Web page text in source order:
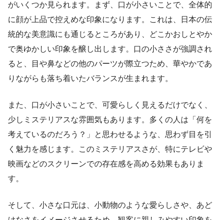
がいくつか見られます。まず、口が小さいことで、全体的
に顔が上品で控えめな印象になります。これは、日本の伝
統的な美意識にも通じるところがあり、どこかおしとやか
で奥ゆかしい印象を醸し出します。口の小ささが強調され
ると、目や鼻などの他のパーツが際立つため、華やかであ
りながらも落ち着いたバランスが生まれます。
また、口が小さいことで、可愛らしく見えるだけでなく、
少しミステリアスな雰囲気もあります。多くの人は「何を
考えているのだろう？」と思わせるような、思わず目を引
く魅力を感じます。このミステリアスさが、特にテレビや
映画などのスクリーンでの存在感を高める効果もありま
す。
そして、小さな口元は、小動物のような愛らしさや、あど